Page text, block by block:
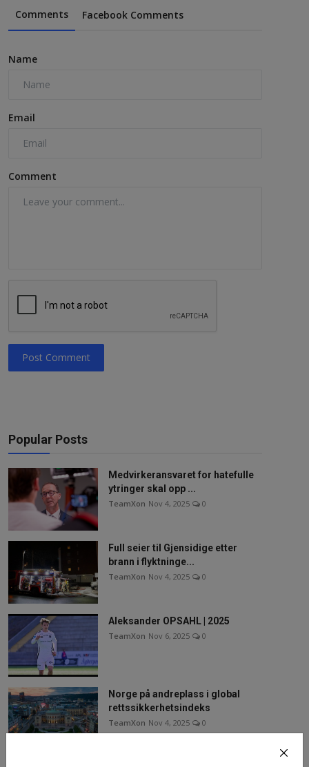
Comments Facebook Comments
Name
Email
Comment
Post Comment
Popular Posts
Medvirkeransvaret for hatefulle
ytringer skal opp ...
TeamXon Nov 4, 2025 0
Full seier til Gjensidige etter
brann i flyktninge...
TeamXon Nov 4, 2025 0
Aleksander OPSAHL | 2025
TeamXon Nov 6, 2025 0
Norge på andreplass i global
rettssikkerhetsindeks
TeamXon Nov 4, 2025 0